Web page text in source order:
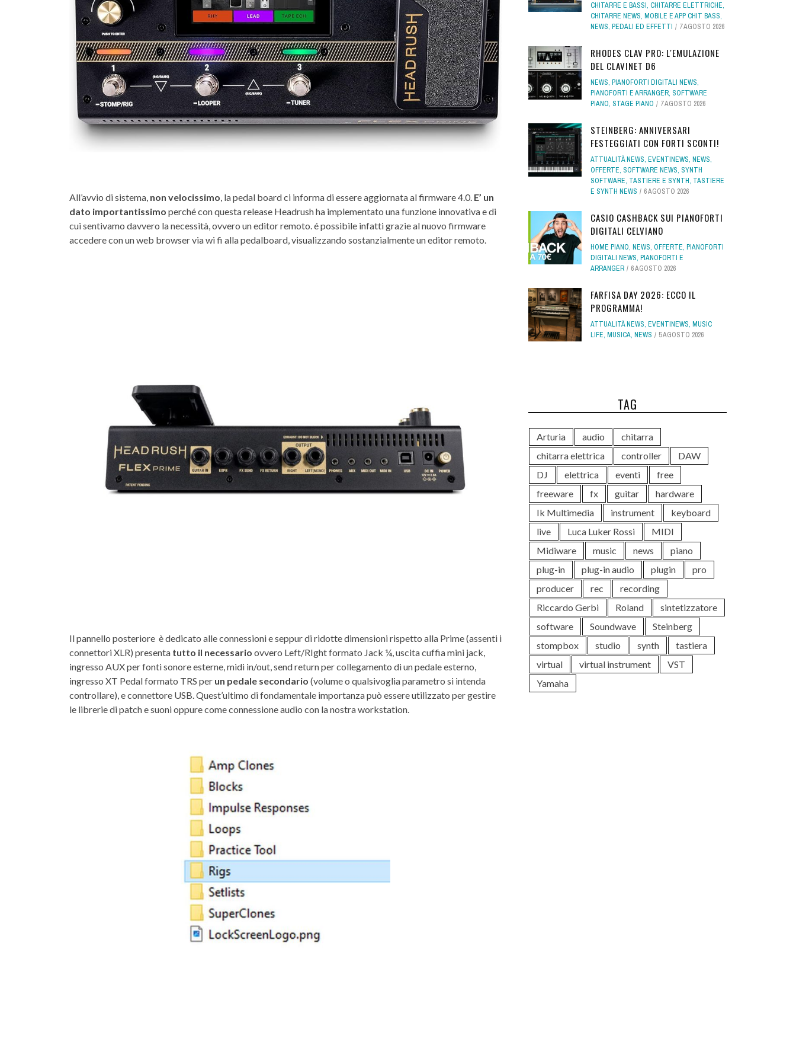
All’avvio di sistema, non velocissimo, la pedal board ci informa di essere aggiornata al firmware 4.0. E’ un
dato importantissimo perché con questa release Headrush ha implementato una funzione innovativa e di
cui sentivamo davvero la necessità, ovvero un editor remoto. é possibile infatti grazie al nuovo firmware
accedere con un web browser via wi fi alla pedalboard, visualizzando sostanzialmente un editor remoto.
Il pannello posteriore è dedicato alle connessioni e seppur di ridotte dimensioni rispetto alla Prime (assenti i
connettori XLR) presenta tutto il necessario ovvero Left/RIght formato Jack ¼, uscita cuffia mini jack,
ingresso AUX per fonti sonore esterne, midi in/out, send return per collegamento di un pedale esterno,
ingresso XT Pedal formato TRS per un pedale secondario (volume o qualsivoglia parametro si intenda
controllare), e connettore USB. Quest’ultimo di fondamentale importanza può essere utilizzato per gestire
le librerie di patch e suoni oppure come connessione audio con la nostra workstation.
CHITARRE E BASSI, CHITARRE ELETTRICHE,
CHITARRE NEWS, MOBILE E APP CHIT BASS,
NEWS, PEDALI ED EFFETTI 7 AGOSTO 2026
RHODES CLAV PRO: L'EMULAZIONE
DEL CLAVINET D6
NEWS, PIANOFORTI DIGITALI NEWS,
PIANOFORTI E ARRANGER, SOFTWARE
PIANO, STAGE PIANO 7 AGOSTO 2026
STEINBERG: ANNIVERSARI
FESTEGGIATI CON FORTI SCONTI!
ATTUALITÀ NEWS, EVENTINEWS, NEWS,
OFFERTE, SOFTWARE NEWS, SYNTH
SOFTWARE, TASTIERE E SYNTH, TASTIERE
E SYNTH NEWS
6 AGOSTO 2026
CASIO CASHBACK SUI PIANOFORTI
DIGITALI CELVIANO
HOME PIANO, NEWS, OFFERTE, PIANOFORTI
DIGITALI NEWS, PIANOFORTI E
ARRANGER
6 AGOSTO 2026
FARFISA DAY 2026: ECCO IL
PROGRAMMA!
ATTUALITÀ NEWS, EVENTINEWS, MUSIC
LIFE, MUSICA, NEWS 5 AGOSTO 2026
TAG
Arturia audio
chitarra
chitarra elettrica
controller
DAW
DJ
elettrica eventi
free
freeware
fx guitar
hardware
Ik Multimedia
instrument
keyboard
live
Luca Luker Rossi
MIDI
Midiware
music news
piano
plug-in
plug-in audio plugin
pro
producer
rec
recording
Riccardo Gerbi
Roland
sintetizzatore
software
Soundwave
Steinberg
stompbox
studio synth
tastiera
virtual
virtual instrument
VST
Yamaha